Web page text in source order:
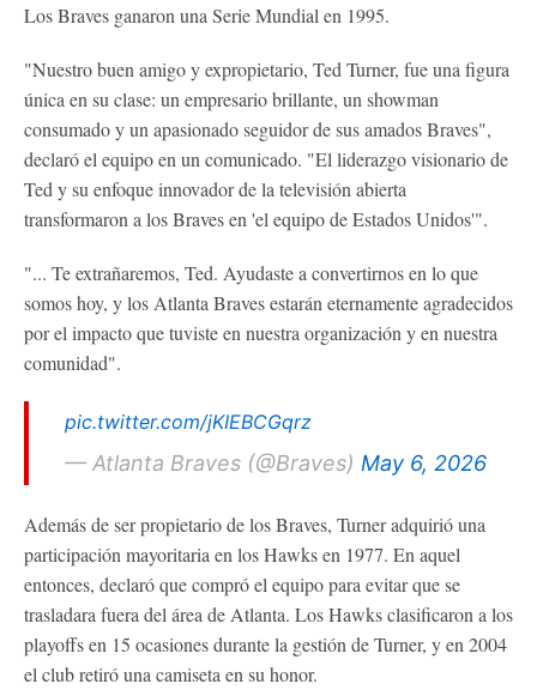
Los Braves ganaron una Serie Mundial en 1995.
"Nuestro buen amigo y expropietario, Ted Turner, fue una figura
única en su clase: un empresario brillante, un showman
consumado y un apasionado seguidor de sus amados Braves",
declaró el equipo en un comunicado. "El liderazgo visionario de
Ted y su enfoque innovador de la televisión abierta
transformaron a los Braves en 'el equipo de Estados Unidos'".
"... Te extrañaremos, Ted. Ayudaste a convertirnos en lo que
somos hoy, y los Atlanta Braves estarán eternamente agradecidos
por el impacto que tuviste en nuestra organización y en nuestra
comunidad".
pic.twitter.com/jKIEBCGqrz
— Atlanta Braves (@Braves) May 6, 2026
Además de ser propietario de los Braves, Turner adquirió una
participación mayoritaria en los Hawks en 1977. En aquel
entonces, declaró que compró el equipo para evitar que se
trasladara fuera del área de Atlanta. Los Hawks clasificaron a los
playoffs en 15 ocasiones durante la gestión de Turner, y en 2004
el club retiró una camiseta en su honor.